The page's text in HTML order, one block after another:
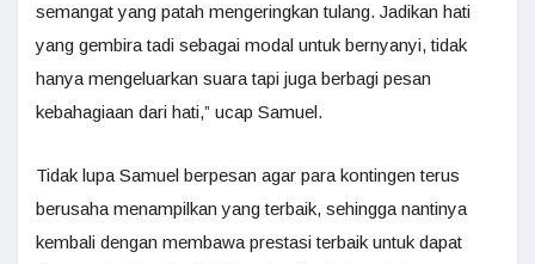
semangat yang patah mengeringkan tulang. Jadikan hati
yang gembira tadi sebagai modal untuk bernyanyi, tidak
hanya mengeluarkan suara tapi juga berbagi pesan
kebahagiaan dari hati,” ucap Samuel.
Tidak lupa Samuel berpesan agar para kontingen terus
berusaha menampilkan yang terbaik, sehingga nantinya
kembali dengan membawa prestasi terbaik untuk dapat